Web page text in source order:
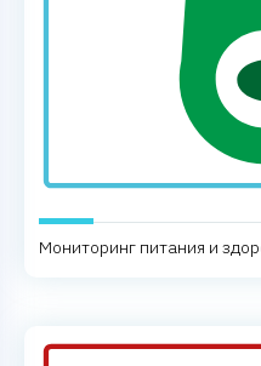
Мониторинг питания и